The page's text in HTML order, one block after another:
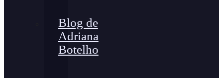
Blog de
Adriana
Botelho